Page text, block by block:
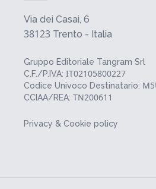
Via dei Casai, 6
38123 Trento - Italia
Gruppo Editoriale Tangram Srl
C.F./P.IVA: IT02105800227
Codice Univoco Destinatario:
CCIAA/REA: TN200611
Privacy & Cookie policy